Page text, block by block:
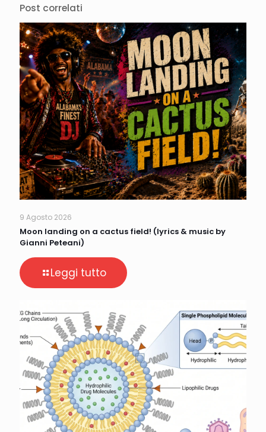
Post correlati
9 Agosto 2026
Moon landing on a cactus field! (lyrics & music by
Gianni Peteani)
Leggi tutto